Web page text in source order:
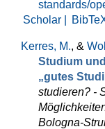
standards/
Scholar |
Kerres, M., &
Studium
„gutes
studieren? -
Bologna-